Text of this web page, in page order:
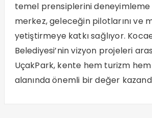
temel prensiplerini deneyimleme
merkez, geleceğin pilotlarını ve
yetiştirmeye katkı sağlıyor.
Belediyesi’nin vizyon projeleri
UçakPark, kente hem turizm
alanında önemli bir değer